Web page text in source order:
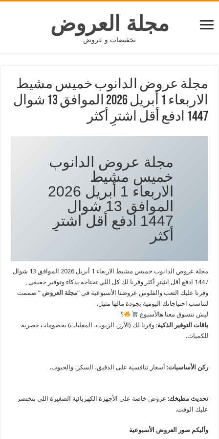
مجلة العروض
تخفيضات و عروض
مجلة عروض الدانوب خميس مشيط
الاربعاء 1 أبريل 2026 الموافق 13 شوال
1447 ادفع أقل اشترِ أكثر
مجلة عروض الدانوب
خميس مشيط
الاربعاء 1 أبريل 2026
الموافق 13 شوال
1447 ادفع أقل اشترِ
أكثر
مجلة عروض الدانوب خميس مشيط الاربعاء 1 أبريل 2026 الموافق 13 شوال
1447 ادفع أقل اشترِ أكثر وفرنا لك كل اللي تحتاجه بذكاء وتوفير حقيقي ,
وفرنا عليك التعب والفلوس عروضنا الأسبوعية في “مجلة العروض ” صممت
لتناسب احتياجاتك اليومية بجودة مالها مثيل.
​ليش تتسوق معنا هالأسبوع
؟
​باقات التوفير الذكية: وفرنا لك (الأرز، الزيوت، المعلبات) بخصومات حصرية
للكميات.
​ركن الأساسيات: أسعار تنافسية على الدقيق، السكر، والحبوب.
​تحديث مطبخك: عروض خاصة على الأجهزة الكهربائية الصغيرة اللي بتختصر
عليك الوقت.
وأليكم صور العروض الأسبوعية